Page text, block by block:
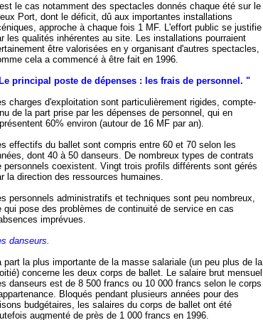
le cas notamment des spectacles donnés chaque été sur le
Port, dont le déficit, dû aux importantes installations
approche à chaque fois 1 MF. L'effort public se justifie
les qualités inhérentes au site. Les installations pourraient
être valorisées en y organisant d'autres spectacles,
cela a commencé à être fait en 1996.
principal poste de dépenses : les frais de personnel. "
charges d'exploitation sont particulièrement rigides, compte-
de la part prise par les dépenses de personnel, qui en
60% environ (autour de 16 MF par an).
effectifs du ballet sont compris entre 60 et 70 selon les
dont 40 à 50 danseurs. De nombreux types de contrats
personnels coexistent. Vingt trois profils différents sont gérés
la direction des ressources humaines.
personnels administratifs et techniques sont peu nombreux,
qui pose des problèmes de continuité de service en cas
imprévues.
danseurs.
part la plus importante de la masse salariale (un peu plus de la
concerne les deux corps de ballet. Le salaire brut mensuel
danseurs est de 8 500 francs ou 10 000 francs selon le corps
Bloqués pendant plusieurs années pour des
budgétaires, les salaires du corps de ballet ont été
augmenté de près de 1 000 francs en 1996.